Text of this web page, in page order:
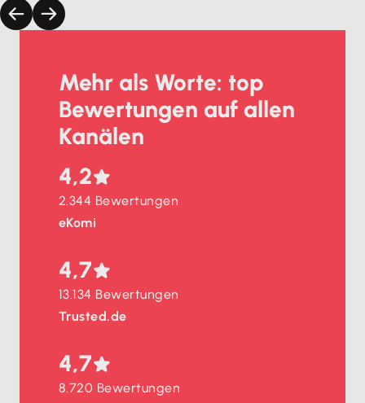
Mehr als Worte: top
Bewertungen auf allen
Kanälen
4,2
eKomi
2.344 Bewertungen
4,7
Trusted.de
13.134 Bewertungen
4,7
8.720 Bewertungen